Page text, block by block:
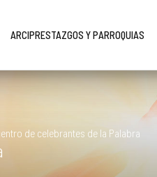
ARCIPRESTAZGOS Y PARROQUIAS
de celebrantes de la Palabra